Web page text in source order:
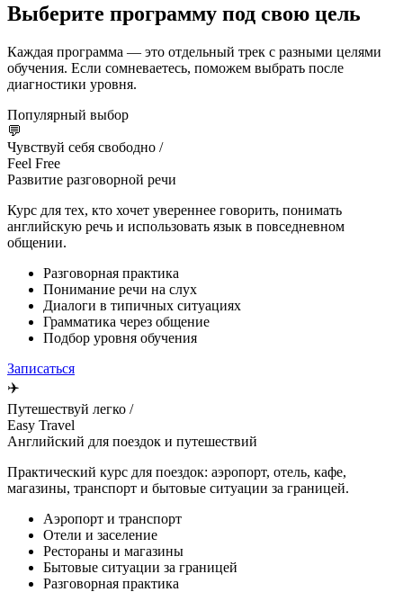
Выберите программу под свою цель
Каждая программа — это отдельный трек с разными целями
обучения. Если сомневаетесь, поможем выбрать после
диагностики уровня.
Популярный выбор
💬
Чувствуй себя свободно /
Feel Free
Развитие разговорной речи
Курс для тех, кто хочет увереннее говорить, понимать
английскую речь и использовать язык в повседневном
общении.
Разговорная практика
Понимание речи на слух
Диалоги в типичных ситуациях
Грамматика через общение
Подбор уровня обучения
Записаться
✈️
Путешествуй легко /
Easy Travel
Английский для поездок и путешествий
Практический курс для поездок: аэропорт, отель, кафе,
магазины, транспорт и бытовые ситуации за границей.
Аэропорт и транспорт
Отели и заселение
Рестораны и магазины
Бытовые ситуации за границей
Разговорная практика